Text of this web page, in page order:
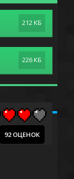
212 КБ
226 КБ
92 ОЦЕНОК